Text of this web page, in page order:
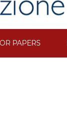
PAPERS